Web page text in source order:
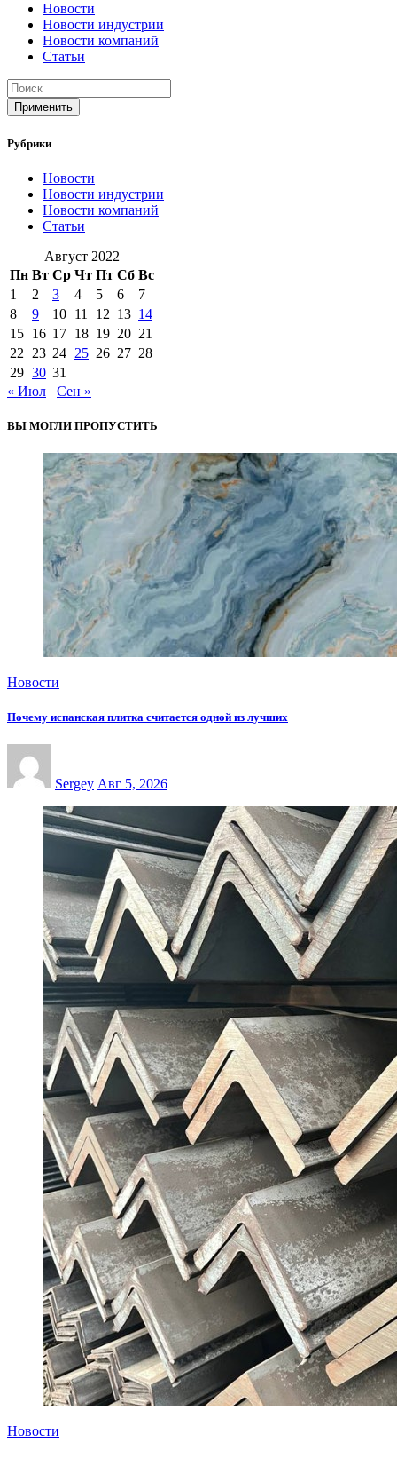
Новости
Новости индустрии
Новости компаний
Статьи
Применить
Рубрики
Новости
Новости индустрии
Новости компаний
Статьи
Август 2022
Пн Вт Ср Чт Пт Сб Вс
1
2 3 4 5 6
7
8
9 10 11 12 13 14
15 16 17 18 19 20 21
22
23 24 25 26 27 28
29 30 31
« Июл
Сен »
ВЫ МОГЛИ ПРОПУСТИТЬ
Новости
Почему испанская плитка считается одной из лучших
Sergey Авг 5, 2026
Новости